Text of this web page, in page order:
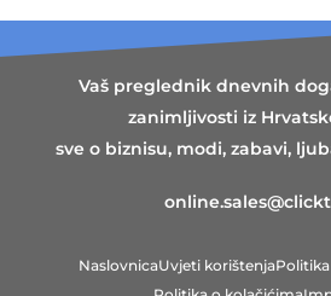
Vaš preglednik dnevnih
zanimljivosti iz
sve o biznisu, modi, zabavi,
NaslovnicaUvjeti korištenja